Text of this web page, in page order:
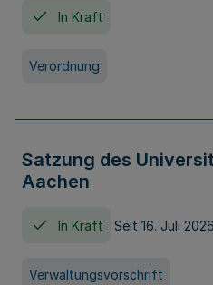
In Kraft
Verordnung
Satzung des
Aachen
In Kraft Seit 16. Juli 2026
Verwaltungsvorschrift